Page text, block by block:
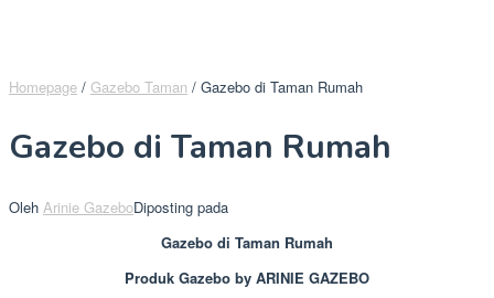
Homepage / Gazebo Taman / Gazebo di Taman Rumah
Gazebo di Taman Rumah
Oleh Arinie GazeboDiposting pada
Gazebo di Taman Rumah
Produk Gazebo by ARINIE GAZEBO